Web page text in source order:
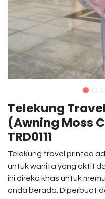
Telekung
(Awning Moss
TRD0111
Telekung travel printed
untuk wanita yang aktif
ini direka khas untuk
anda berada. Diperbuat